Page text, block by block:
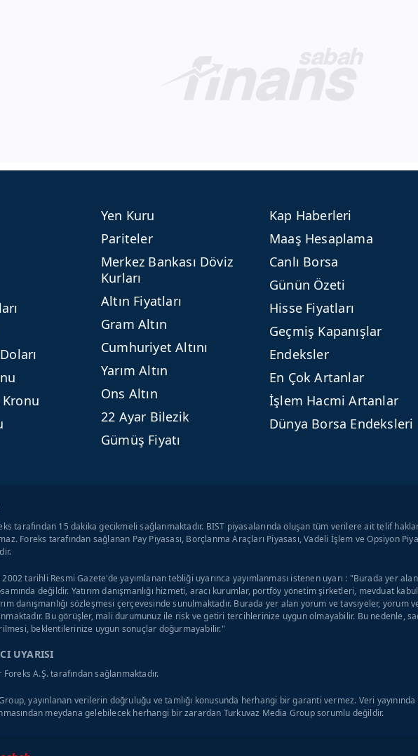
Yen Kuru
Pariteler
Merkez Bankası Döviz
Kurları
Altın Fiyatları
Gram Altın
Cumhuriyet Altını
Yarım Altın
Ons Altın
22 Ayar Bilezik
Gümüş Fiyatı
Kap Haberleri
Maaş Hesaplama
Canlı Borsa
Günün Özeti
Hisse Fiyatları
Geçmiş Kapanışlar
Endeksler
En Çok Artanlar
İşlem Hacmi Artanlar
Dünya Borsa Endeksleri
tarafından 15 dakika gecikmeli sağlanmaktadır. BIST piyasalarında oluşan tüm verilere ait telif
Foreks tarafından sağlanan Pay Piyasası, Borçlanma Araçları Piyasası, Vadeli İşlem ve Opsiyon
2002 tarihli Resmi Gazete'de yayımlanan tebliği uyarınca yayımlanması istenen uyarı : "Burada yer
değildir. Yatırım danışmanlığı hizmeti, aracı kurumlar, portföy yönetim şirketleri, mevduat
danışmanlığı sözleşmesi çerçevesinde sunulmaktadır. Burada yer alan yorum ve tavsiyeler, yorum
Bu görüşler, mali durumunuz ile risk ve getiri tercihlerinize uygun olmayabilir. Bu nedenle,
beklentilerinize uygun sonuçlar doğurmayabilir."
UYARISI
A.Ş. tarafından sağlanmaktadır.
yayınlanan verilerin doğruluğu ve tamlığı konusunda herhangi bir garanti vermez. Veri
meydana gelebilecek herhangi bir zarardan Turkuvaz Media Group sorumlu değildir.